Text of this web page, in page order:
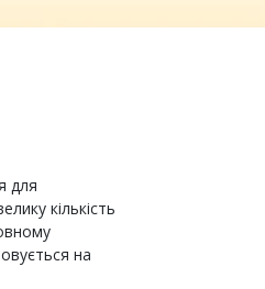
для
кількість
на